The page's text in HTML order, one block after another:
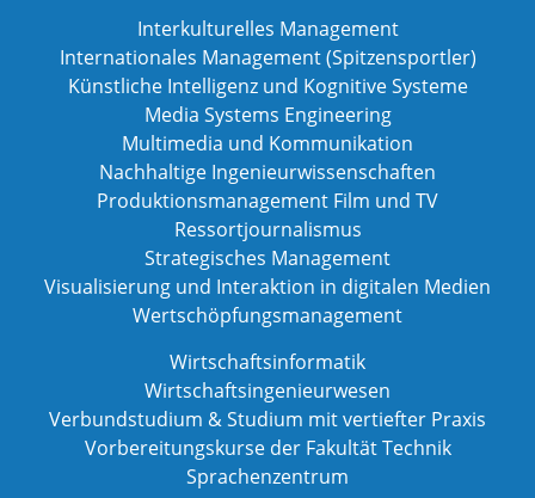
Interkulturelles Management
Internationales Management (Spitzensportler)
Künstliche Intelligenz und Kognitive Systeme
Media Systems Engineering
Multimedia und Kommunikation
Nachhaltige Ingenieurwissenschaften
Produktionsmanagement Film und TV
Ressortjournalismus
Strategisches Management
Visualisierung und Interaktion in digitalen Medien
Wertschöpfungsmanagement
Wirtschaftsinformatik
Wirtschaftsingenieurwesen
Verbundstudium & Studium mit vertiefter Praxis
Vorbereitungskurse der Fakultät Technik
Sprachenzentrum